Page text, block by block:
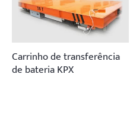
Carrinho de transferência
de bateria KPX